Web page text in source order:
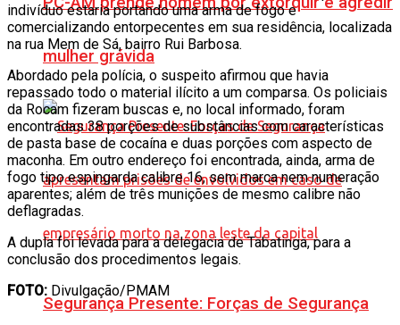
mulher grávida
Segurança Presente: Forças de Segurança
indivíduo estaria portando uma arma de fogo e
comercializando entorpecentes em sua residência, localizada
na rua Mem de Sá, bairro Rui Barbosa.
Abordado pela polícia, o suspeito afirmou que havia
repassado todo o material ilícito a um comparsa. Os policiais
da Rocam fizeram buscas e, no local informado, foram
encontradas 38 porções de substâncias com características
de pasta base de cocaína e duas porções com aspecto de
maconha. Em outro endereço foi encontrada, ainda, arma de
fogo tipo espingarda calibre 16, sem marca nem numeração
aparentes; além de três munições de mesmo calibre não
deflagradas.
A dupla foi levada para a delegacia de Tabatinga, para a
conclusão dos procedimentos legais.
FOTO: Divulgação/PMAM